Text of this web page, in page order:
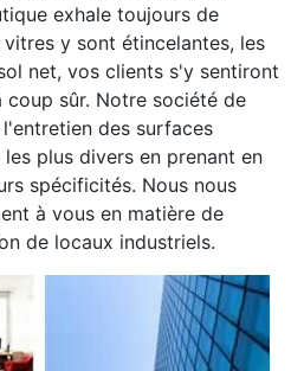
exhale toujours de
y sont étincelantes, les
net, vos clients s'y sentiront
sûr. Notre société de
des surfaces
plus divers en prenant en
spécificités. Nous nous
à vous en matière de
de locaux industriels.